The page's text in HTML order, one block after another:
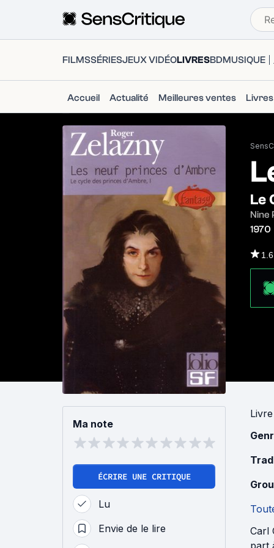
FILMSSÉRIESJEUX VIDÉOLIVRESBDMUSIQUE
Accueil Actualité Meilleures ventes
Le
Nine
1970
Ma note
ÉCRIRE UNE CRITIQUE
Lu
Envie de le lire
Livre
Carl
part